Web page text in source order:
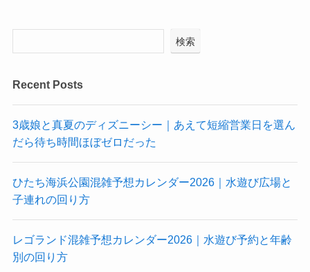
検索
Recent Posts
3歳娘と真夏のディズニーシー｜あえて短縮営業日を選ん
だら待ち時間ほぼゼロだった
ひたち海浜公園混雑予想カレンダー2026｜水遊び広場と
子連れの回り方
レゴランド混雑予想カレンダー2026｜水遊び予約と年齢
別の回り方